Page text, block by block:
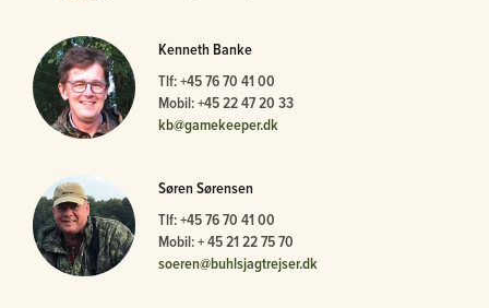
Kenneth Banke
Tlf: +45 76 70 41 00
Mobil: +45 22 47 20 33
kb@gamekeeper.dk
Søren Sørensen
Tlf: +45 76 70 41 00
Mobil: + 45 21 22 75 70
soeren@buhlsjagtrejser.dk